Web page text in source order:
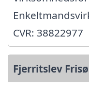
CVR: 38822977
Fjerritslev